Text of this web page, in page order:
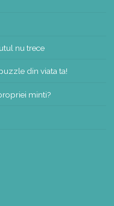
nu trece
din viata ta!
minti?